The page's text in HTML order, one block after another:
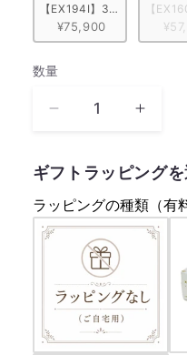
【EX194I】30弁
¥75,900
【
数
数量
Lifetime
見
沢
俊
THE
ALFEE【
数
見
沢
俊
数
ギフトラッピング
ラッピングの種類（有